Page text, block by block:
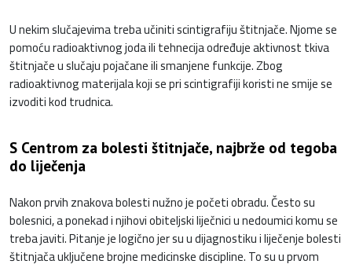
U nekim slučajevima treba učiniti scintigrafiju štitnjače. Njome se
pomoću radioaktivnog joda ili tehnecija određuje aktivnost tkiva
štitnjače u slučaju pojačane ili smanjene funkcije. Zbog
radioaktivnog materijala koji se pri scintigrafiji koristi ne smije se
izvoditi kod trudnica.
S Centrom za bolesti štitnjače, najbrže od tegoba
do liječenja
Nakon prvih znakova bolesti nužno je početi obradu. Često su
bolesnici, a ponekad i njihovi obiteljski liječnici u nedoumici komu se
treba javiti. Pitanje je logično jer su u dijagnostiku i liječenje bolesti
štitnjača uključene brojne medicinske discipline. To su u prvom